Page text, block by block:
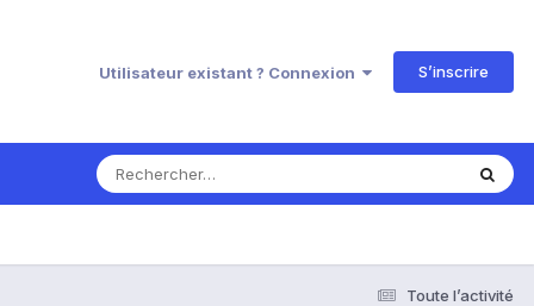
Utilisateur existant ? Connexion S’inscrire
Toute l’activité